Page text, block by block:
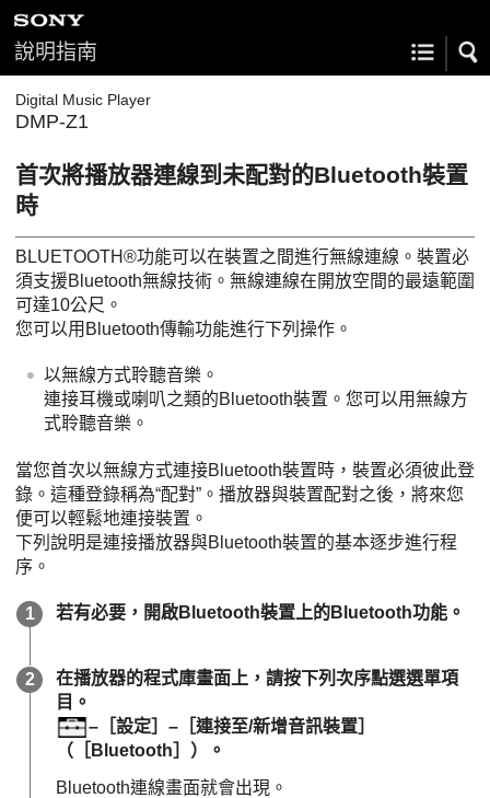
說明指南
Digital Music Player
DMP-Z1
首次將播放器連線到未配對的Bluetooth裝置
時
BLUETOOTH®功能可以在裝置之間進行無線連線。裝置必
須支援Bluetooth無線技術。無線連線在開放空間的最遠範圍
可達10公尺。
您可以用Bluetooth傳輸功能進行下列操作。
以無線方式聆聽音樂。
連接耳機或喇叭之類的Bluetooth裝置。您可以用無線方
式聆聽音樂。
當您首次以無線方式連接Bluetooth裝置時，裝置必須彼此登
錄。這種登錄稱為“配對”。播放器與裝置配對之後，將來您
便可以輕鬆地連接裝置。
下列說明是連接播放器與Bluetooth裝置的基本逐步進行程
序。
若有必要，開啟Bluetooth裝置上的Bluetooth功能。
在播放器的程式庫畫面上，請按下列次序點選選單項
目。
–［設定］–［連接至/新增音訊裝置］
（［Bluetooth］）。
Bluetooth連線畫面就會出現。